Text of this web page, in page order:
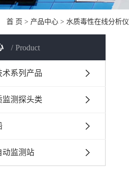
首 页 > 产品中心 > 水质毒性在线分析仪
Product
术系列产品
监测探头类
动监测站